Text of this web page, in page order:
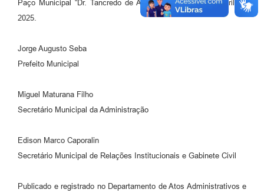
Paço Municipal “Dr. Tancredo de Almeida Neves”, 16 de abril de
2025.
Jorge Augusto Seba
Prefeito Municipal
Miguel Maturana Filho
Secretário Municipal da Administração
Edison Marco Caporalin
Secretário Municipal de Relações Institucionais e Gabinete Civil
Publicado e registrado no Departamento de Atos Administrativos e